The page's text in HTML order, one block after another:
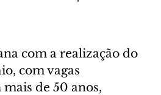
com a realização do
com vagas
de 50 anos,